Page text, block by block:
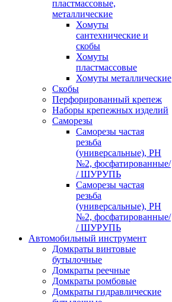
пластмассовые,
металлические
Хомуты
сантехнические и
скобы
Хомуты
пластмассовые
Хомуты металлические
Скобы
Перфорированный крепеж
Наборы крепежных изделий
Саморезы
Саморезы частая
резьба
(универсальные), PH
№2, фосфатированные/
/ ШУРУПЬ
Саморезы частая
резьба
(универсальные), PH
№2, фосфатированные/
/ ШУРУПЬ
Автомобильный инструмент
Домкраты винтовые
бутылочные
Домкраты реечные
Домкраты ромбовые
Домкраты гидравлические